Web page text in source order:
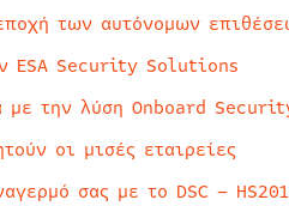
των αυτόνομων
ESA Security Solutions
με την λύση Onboard
οι μισές εταιρείες
σας με το DSC –